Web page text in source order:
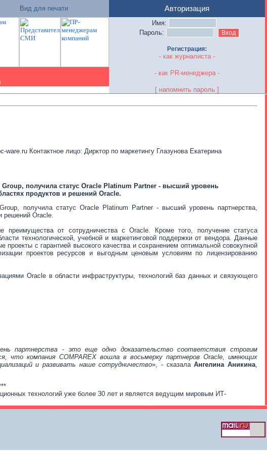
Вид для печати Авторизация
Имя:
Пароль:
Регистрация:
- как журналиста -
- как PR-менеджера -
[ напомнить пароль ]
Контактное лицо: Дирктор по маркетингу Глазунова Екатерина
получила статус Oracle Platinum Partner - высший уровень
продуктов и решений Oracle.
получила статус Oracle Platinum Partner - высший уровень партнерства,
решений Oracle.
преимущества от сотрудничества с Oracle. Кроме того, получение статуса
технологической, учебной и маркетинговой поддержки от вендора. Данные
с гарантией высокого качества и сохранением оптимальной совокупной
проектов ресурсов и выгодным ценовым условиям по лицензированию
Oracle в области инфраструктуры, технологий баз данных и связующего
партнерства - это еще одно доказательство соответствия строгим
что компания COMPAREX вошла в восьмерку партнеров Oracle, имеющих
и развивать наше сотрудничество», - сказалаАнгелина Аникина,
технологий уже более 30 лет и является ведущим мировым ИТ-